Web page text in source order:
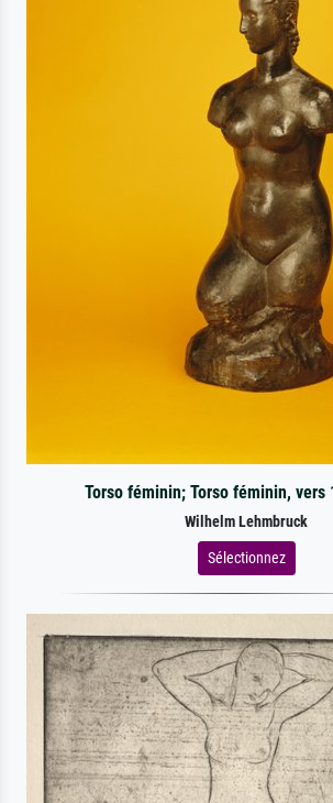
Torso féminin; Torso féminin, vers
Wilhelm Lehmbruck
Sélectionnez